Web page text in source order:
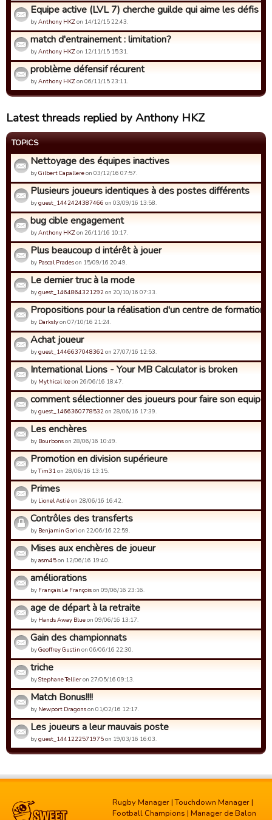
Equipe active (LVL 7) cherche guilde qui aime les défis
byAnthony HKZon 14/12/15 22:43.
match d'entrainement : limitation?
byAnthony HKZon 12/11/15 15:31.
problème défensif récurent
byAnthony HKZon 06/11/15 23:11.
Latest threads replied by Anthony HKZ
TOPICS
Nettoyage des équipes inactives
byGilbert Capallereon 03/12/16 07:57.
Plusieurs joueurs identiques à des postes différents
byguest_1442424387466 on 03/09/16 13:58.
bug cible engagement
byAnthony HKZon 26/11/16 10:17.
Plus beaucoup d intérêt à jouer
by Pascal Pradeson 15/09/16 20:49.
Le dernier truc à la mode
byguest_1464864321292on 20/10/16 07:33.
Propositions pour la réalisation d'un centre de formation
by Darkslyon 07/10/16 21:24.
Achat joueur
byguest_1446637048362on 27/07/16 12:53.
International Lions - Your MB Calculator is broken
by Mythical Iceon 26/06/16 18:47.
comment sélectionner des joueurs pour faire son equipe
byguest_1466360778532on 28/06/16 17:39.
Les enchères
by Bourbonson 28/06/16 10:49.
Promotion en division supérieure
byTim31on 28/06/16 13:15.
Primes
by Lionel Astiéon 28/06/16 16:42.
Contrôles des transferts
by Benjamin Gori on 22/06/16 22:59.
Mises aux enchères de joueur
byasm45on 12/06/16 19:40.
améliorations
by Français Le Françoison 09/06/16 23:16.
age de départ à la retraite
by Hands Away Blueon 09/06/16 13:17.
Gain des championnats
byGeoffrey Gustin on 06/06/16 22:30.
triche
byStephane Tellieron 27/05/16 09:13.
Match Bonus!!!!
by Newport Dragonson 01/02/16 12:17.
Les joueurs a leur mauvais poste
byguest_1441222571975on 19/03/16 16:03.
Rugby Manager |Touchdown Manager |
Football Champions | Manager de Balon